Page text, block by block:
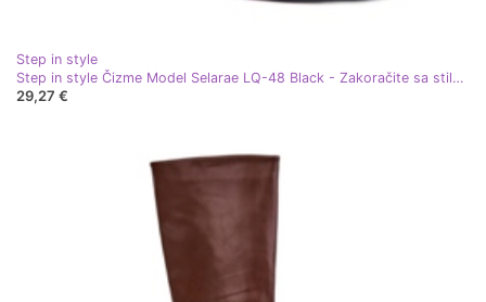
Step in style
Step in style Čizme Model Selarae LQ-48 Black - Zakoračite sa stilom crna
29,27 €